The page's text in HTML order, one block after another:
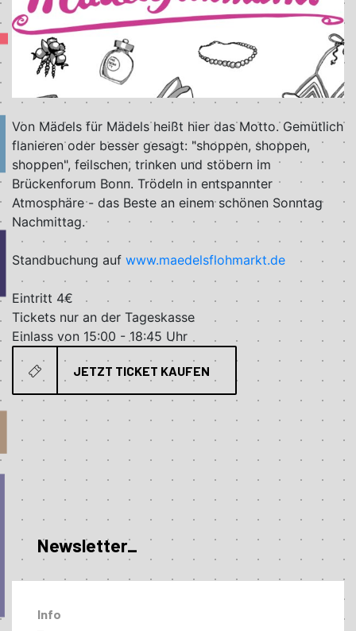
Von Mädels für Mädels heißt hier das Motto. Gemütlich
flanieren oder besser gesagt: "shoppen, shoppen,
shoppen", feilschen, trinken und stöbern im
Brückenforum Bonn. Trödeln in entspannter
Atmosphäre - das Beste an einem schönen Sonntag
Nachmittag.
Standbuchung auf www.maedelsflohmarkt.de
Eintritt 4€
Tickets nur an der Tageskasse
Einlass von 15:00 - 18:45 Uhr
JETZT TICKET KAUFEN
Newsletter_
Info